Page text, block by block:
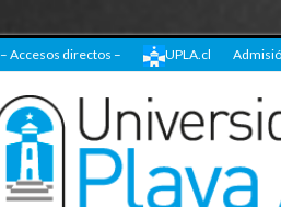
– Accesos directos – UPLA.cl